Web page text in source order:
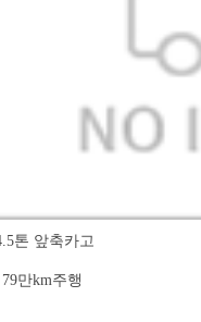
톤 앞축카고
록
만km주행